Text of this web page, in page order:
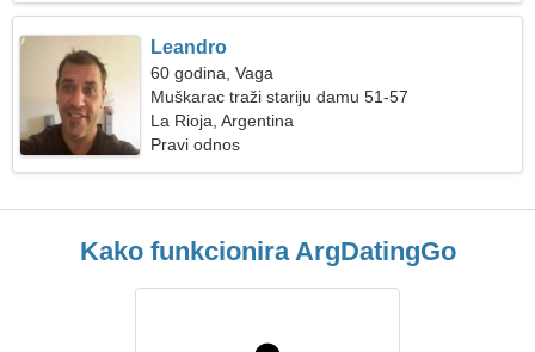
Leandro
60 godina, Vaga
Muškarac traži stariju damu 51-57
La Rioja, Argentina
Pravi odnos
Kako funkcionira ArgDatingGo